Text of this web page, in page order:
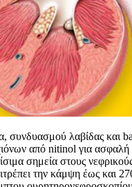
συνδυασμού λαβίδας και
από nitinol για
σημεία στους
την κάμψη έως και